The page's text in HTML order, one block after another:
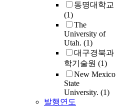
동명대학교
(1)
The
University of
Utah. (1)
대구경북과
학기술원 (1)
New Mexico
State
University. (1)
발행연도